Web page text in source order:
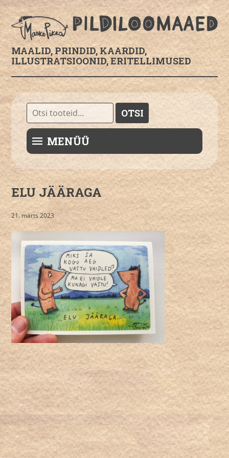
MAALID, PRINDID, KAARDID,
ILLUSTRATSIOONID, ERITELLIMUSED
Otsi: OTSI
MENÜÜ
ELU JÄÄRAGA
21. märts 2023